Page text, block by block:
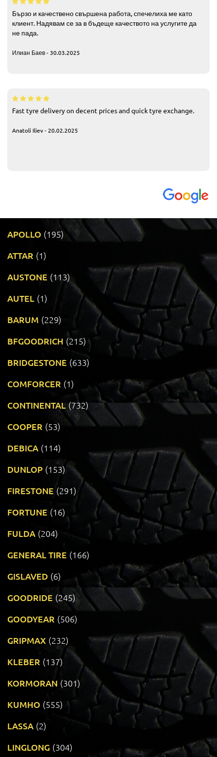
Бързо и качествено свършена работа, спечелиха ме като
клиент. Надявам се за в бъдеще качеството на услугите да
не пада.
Илиан Баев - 30.03.2025
Fast tyre delivery on decent prices and quick tyre exchange.
Anatoli Iliev - 20.02.2025
APOLLO (195)
ATTAR (1)
AUSTONE (113)
AUTEL (1)
BARUM (229)
BFGOODRICH (215)
BRIDGESTONE (633)
COMFORCER (1)
CONTINENTAL (732)
COOPER (53)
DEBICA (114)
DUNLOP (153)
FIRESTONE (291)
FORTUNE (16)
FULDA (204)
GENERAL TIRE (166)
GISLAVED (6)
GOODRIDE (245)
GOODYEAR (506)
GRIPMAX (232)
KLEBER (137)
KORMORAN (301)
KUMHO (555)
LASSA (2)
LINGLONG (304)